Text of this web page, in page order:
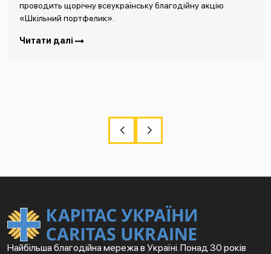
проводить щорічну всеукраїнську благодійну акцію
«Шкільний портфелик».
Читати далі
Найбільша благодійна мережа в Україні. Понад 30 років